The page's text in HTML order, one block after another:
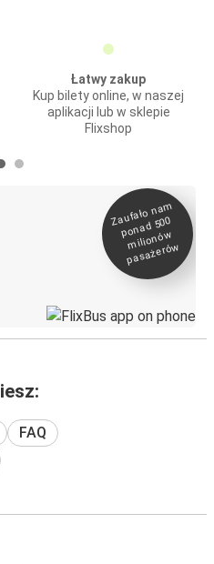
Łatwy zakup
Kup bilety online, w naszej
aplikacji lub w sklepie
Flixshop
Zaufało na
m
ponad 500
milionó
w
pasażeró
w
FAQ